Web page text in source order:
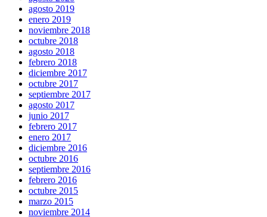
agosto 2019
enero 2019
noviembre 2018
octubre 2018
agosto 2018
febrero 2018
diciembre 2017
octubre 2017
septiembre 2017
agosto 2017
junio 2017
febrero 2017
enero 2017
diciembre 2016
octubre 2016
septiembre 2016
febrero 2016
octubre 2015
marzo 2015
noviembre 2014